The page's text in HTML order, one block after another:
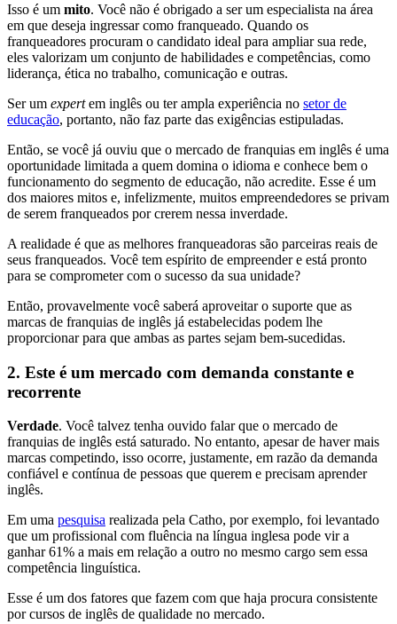
Isso é um mito. Você não é obrigado a ser um especialista na área
em que deseja ingressar como franqueado. Quando os
franqueadores procuram o candidato ideal para ampliar sua rede,
eles valorizam um conjunto de habilidades e competências, como
liderança, ética no trabalho, comunicação e outras.
Ser um expertem inglês ou ter ampla experiência no setor de
educação, portanto, não faz parte das exigências estipuladas.
Então, se você já ouviu que o mercado de franquias em inglês é uma
oportunidade limitada a quem domina o idioma e conhece bem o
funcionamento do segmento de educação, não acredite. Esse é um
dos maiores mitos e, infelizmente, muitos empreendedores se privam
de serem franqueados por crerem nessa inverdade.
A realidade é que as melhores franqueadoras são parceiras reais de
seus franqueados. Você tem espírito de empreender e está pronto
para se comprometer com o sucesso da sua unidade?
Então, provavelmente você saberá aproveitar o suporte que as
marcas de franquias de inglês já estabelecidas podem lhe
proporcionar para que ambas as partes sejam bem-sucedidas.
2. Este é um mercado com demanda constante e
recorrente
Verdade. Você talvez tenha ouvido falar que o mercado de
franquias de inglês está saturado. No entanto, apesar de haver mais
marcas competindo, isso ocorre, justamente, em razão da demanda
confiável e contínua de pessoas que querem e precisam aprender
inglês.
Em uma pesquisa realizada pela Catho, por exemplo, foi levantado
que um profissional com fluência na língua inglesa pode vir a
ganhar 61% a mais em relação a outro no mesmo cargo sem essa
competência linguística.
Esse é um dos fatores que fazem com que haja procura consistente
por cursos de inglês de qualidade no mercado.